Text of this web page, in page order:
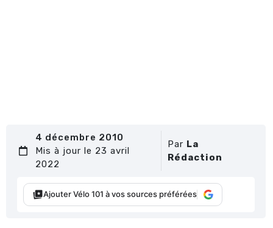
4 décembre 2010
Mis à jour le 23 avril
2022
Par La
Rédaction
Ajouter Vélo 101 à vos sources préférées